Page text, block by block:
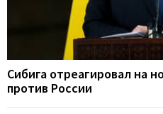
Сибига отреагировал на
против России